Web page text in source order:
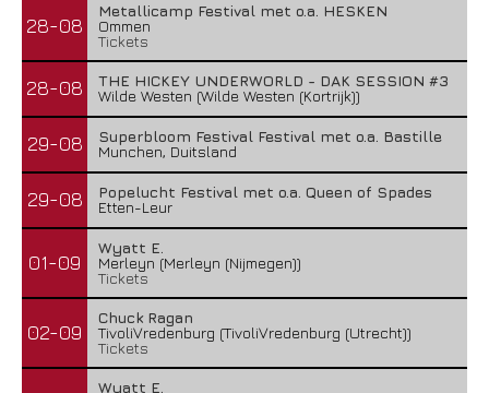
28-08
Metallicamp Festival met o.a. HESKEN
Ommen
Tickets
28-08
THE HICKEY UNDERWORLD - DAK SESSION #3
Wilde Westen (Wilde Westen (Kortrijk))
29-08
Superbloom Festival Festival met o.a. Bastille
Munchen, Duitsland
29-08
Popelucht Festival met o.a. Queen of Spades
Etten-Leur
01-09
Wyatt E.
Merleyn (Merleyn (Nijmegen))
Tickets
02-09
Chuck Ragan
TivoliVredenburg (TivoliVredenburg (Utrecht))
Tickets
Wyatt E.